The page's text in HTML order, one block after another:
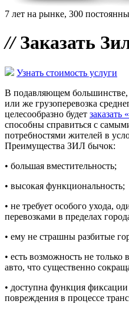
7 лет на рынке, 300
//Заказать
Узнать стоимость услуги
В подавляющем большинстве,
или же грузоперевозка
целесообразно будет заказать
способны справиться с
потребностями жителей в
Преимущества ЗИЛ бычок:
• большая вместительность;
• высокая функциональность;
• не требует особого ухода,
перевозками в пределах
• ему не страшны разбитые
• есть возможность не только
авто, что существенно
• доступна функция
повреждения в процессе